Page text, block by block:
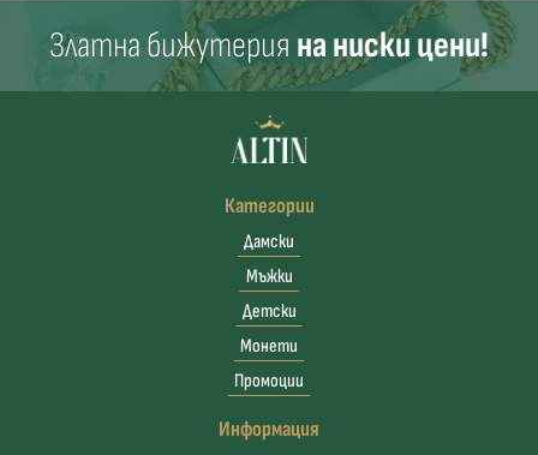
Златна бижутерия на ниски цени!
Категории
Дамски
Мъжки
Детски
Монети
Промоции
Информация